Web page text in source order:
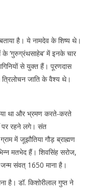
है। ये नामदेव के शिष्य थे।
‘गुरुग्रंथसाहेब’ में इनके चार
से युक्त हैं। पूरणदास
त्रिलोचन जाति के वैश्य थे।
था और भ्रमण करते-करते
पर रहने लगे। संत
में जूझौतिया गौड़ ब्राह्मण
मतभेद हैं। शिवसिंह सरोज,
जन्म संवत् 1650 माना है।
है। डॉ. किशोरीलाल गुप्त ने